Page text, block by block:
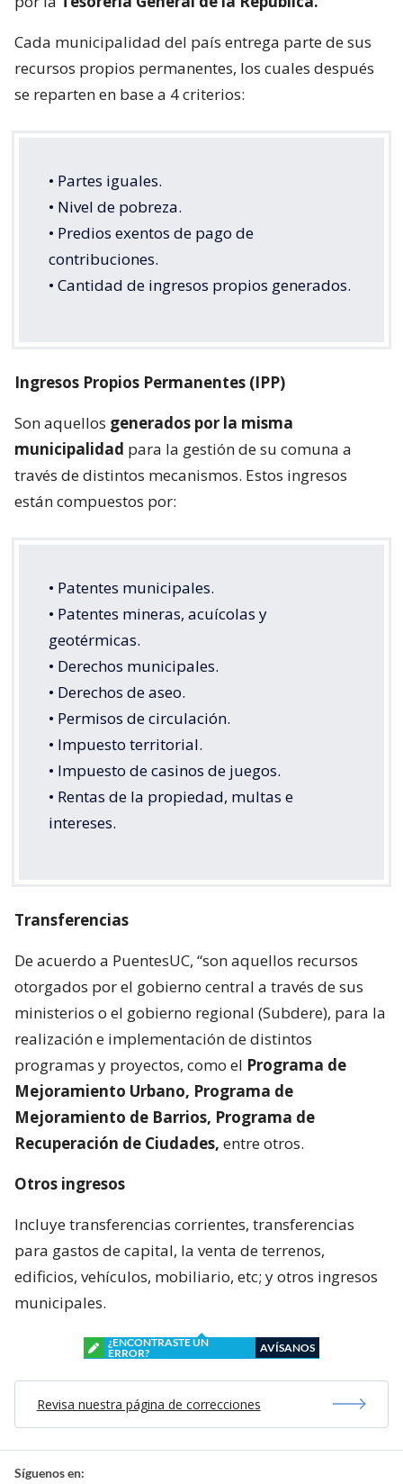
Cada municipalidad del país entrega parte de sus
recursos propios permanentes, los cuales después
se reparten en base a 4 criterios:
• Partes iguales.
• Nivel de pobreza.
• Predios exentos de pago de
contribuciones.
• Cantidad de ingresos propios generados.
Ingresos Propios Permanentes (IPP)
Son aquellos generados por la misma
municipalidad para la gestión de su comuna a
través de distintos mecanismos. Estos ingresos
están compuestos por:
• Patentes municipales.
• Patentes mineras, acuícolas y
geotérmicas.
• Derechos municipales.
• Derechos de aseo.
• Permisos de circulación.
• Impuesto territorial.
• Impuesto de casinos de juegos.
• Rentas de la propiedad, multas e
intereses.
Transferencias
De acuerdo a PuentesUC, “son aquellos recursos
otorgados por el gobierno central a través de sus
ministerios o el gobierno regional (Subdere), para la
realización e implementación de distintos
programas y proyectos, como el Programa de
Mejoramiento Urbano, Programa de
Mejoramiento de Barrios, Programa de
Recuperación de Ciudades, entre otros.
Otros ingresos
Incluye transferencias corrientes, transferencias
para gastos de capital, la venta de terrenos,
edificios, vehículos, mobiliario, etc; y otros ingresos
municipales.
¿ENCONTRASTE UN
ERROR?
AVÍSANOS
Revisa nuestra página de correcciones
Síguenos en: